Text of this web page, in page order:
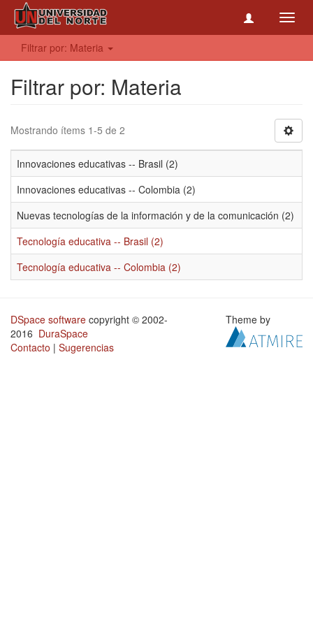
Filtrar por: Materia
Filtrar por: Materia
Mostrando ítems 1-5 de 2
Innovaciones educativas -- Brasil (2)
Innovaciones educativas -- Colombia (2)
Nuevas tecnologías de la información y de la comunicación (2)
Tecnología educativa -- Brasil (2)
Tecnología educativa -- Colombia (2)
DSpace software copyright © 2002-
2016 DuraSpace
Contacto | Sugerencias
Theme by